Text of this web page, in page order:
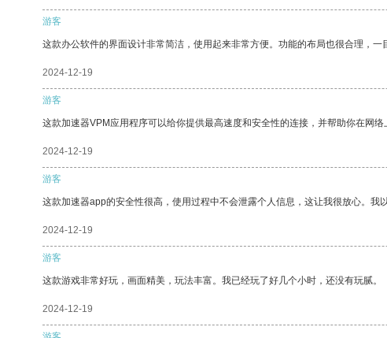
游客
这款办公软件的界面设计非常简洁，使用起来非常方便。功能的布局也很合理，一
2024-12-19
游客
这款加速器VPM应用程序可以给你提供最高速度和安全性的连接，并帮助你在网络
2024-12-19
游客
这款加速器app的安全性很高，使用过程中不会泄露个人信息，这让我很放心。
2024-12-19
游客
这款游戏非常好玩，画面精美，玩法丰富。我已经玩了好几个小时，还没有玩腻。
2024-12-19